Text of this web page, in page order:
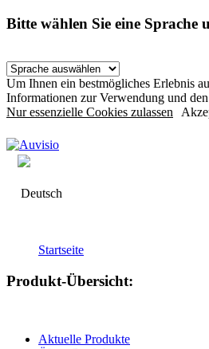
Bitte wählen Sie eine Sprache
Um Ihnen ein bestmögliches Erlebnis
Informationen zur Verwendung und
Nur essenzielle Cookies zulassen
Deutsch
Startseite
Produkt-Übersicht:
Aktuelle Produkte